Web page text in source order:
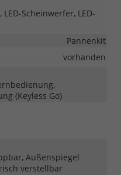
Scheinwerfer, LED-
Pannenkit
vorhanden
(Keyless Go)
Außenspiegel
verstellbar